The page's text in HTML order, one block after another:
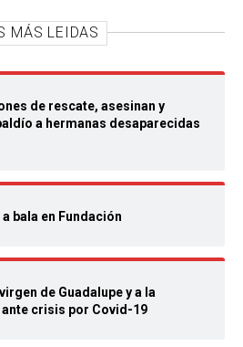
MÁS LEIDAS
de rescate, asesinan y
a hermanas desaparecidas
bala en Fundación
de Guadalupe y a la
crisis por Covid-19